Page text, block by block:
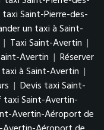
taxi Saint-Pierre-des-
un taxi à Saint-
| Taxi Saint-Avertin |
Avertin | Réserver
à Saint-Avertin |
| Devis taxi Saint-
taxi Saint-Avertin-
Avertin-Aéroport de